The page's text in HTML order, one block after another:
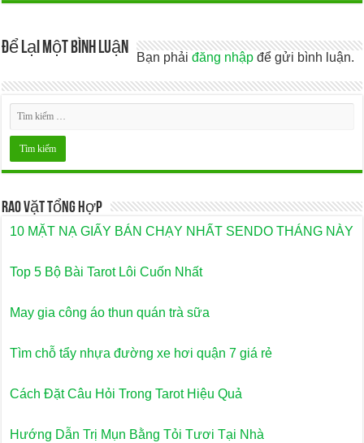
Để lại một bình luận Bạn phảiđăng nhập để gửi bình luận.
Rao Vặt Tổng Hợp
10 MẶT NẠ GIẤY BÁN CHẠY NHẤT SENDO THÁNG NÀY
Top 5 Bộ Bài Tarot Lôi Cuốn Nhất
May gia công áo thun quán trà sữa
Tìm chỗ tẩy nhựa đường xe hơi quận 7 giá rẻ
Cách Đặt Câu Hỏi Trong Tarot Hiệu Quả
Hướng Dẫn Trị Mụn Bằng Tỏi Tươi Tại Nhà